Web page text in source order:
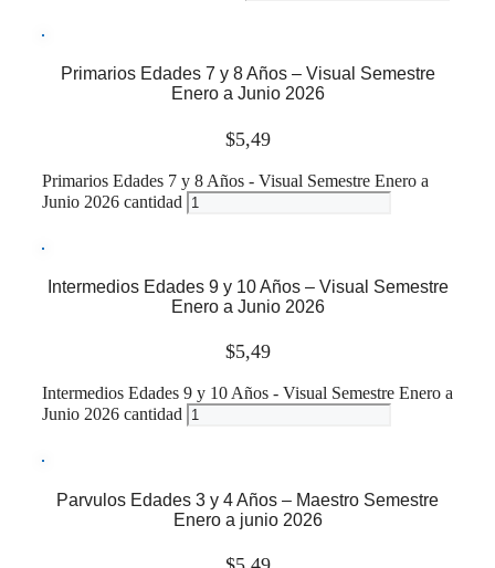
Primarios Edades 7 y 8 Años – Visual Semestre
Enero a Junio 2026
$5,49
Primarios Edades 7 y 8 Años - Visual Semestre Enero a
Junio 2026 cantidad
Intermedios Edades 9 y 10 Años – Visual Semestre
Enero a Junio 2026
$5,49
Intermedios Edades 9 y 10 Años - Visual Semestre Enero a
Junio 2026 cantidad
Parvulos Edades 3 y 4 Años – Maestro Semestre
Enero a junio 2026